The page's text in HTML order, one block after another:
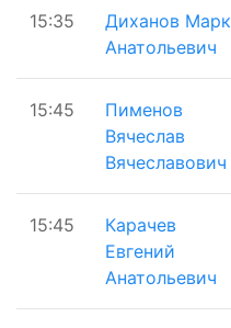
15:35
Диханов Марк
Анатольевич
15:45
Пименов
Вячеслав
Вячеславович
15:45
Карачев
Евгений
Анатольевич